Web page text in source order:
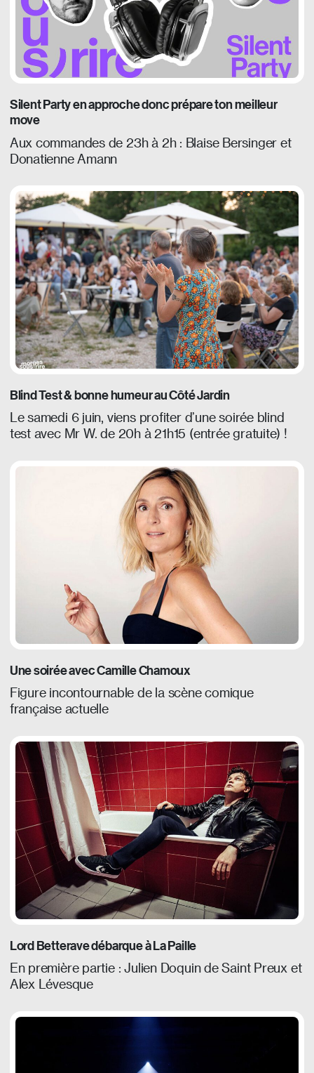
Silent Party en approche donc prépare ton meilleur
move
Aux commandes de 23h à 2h : Blaise Bersinger et
Donatienne Amann
Blind Test & bonne humeur au Côté Jardin
Le samedi 6 juin, viens profiter d’une soirée blind
test avec Mr W. de 20h à 21h15 (entrée gratuite) !
Une soirée avec Camille Chamoux
Figure incontournable de la scène comique
française actuelle
Lord Betterave débarque à La Paille
En première partie : Julien Doquin de Saint Preux et
Alex Lévesque